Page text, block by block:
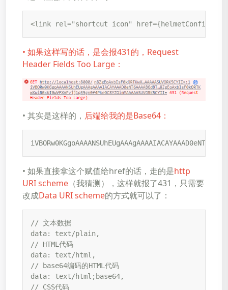
<link rel="shortcut icon"
• 如果这样写的话，是会报431的，Request
Header Fields Too Large：
• 其实是这样的， 后端给我的是Base64：
• 如果直接拿这个赋值给href的话，走的是http
URI scheme （我猜测），这样就报了431，只需要
改成Data URI scheme的方式就可以了：
// 文本数据
data: text/plain,
// HTML代码
data: text/html,
// base64编码的HTML代码
data: text/html;base64,
// CSS代码